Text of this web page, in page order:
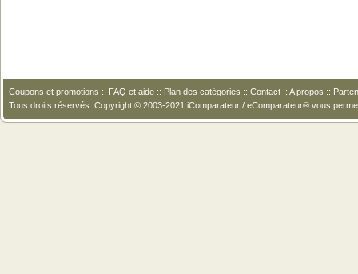
Coupons et promotions :: FAQ et aide :: Plan des catégories :: Contact :: A propos ::
Tous droits réservés. Copyright © 2003-2021 iComparateur / eComparateur® vous